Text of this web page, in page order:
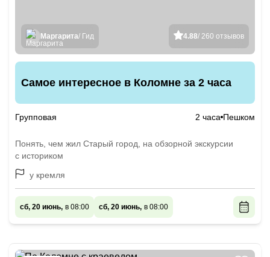
4.88/ 260 отзывов
Маргарита/ Гид
Самое интересное в Коломне за 2 часа
Групповая 2 часа Пешком
Понять, чем жил Старый город, на обзорной экскурсии
с историком
у кремля
сб, 20 июнь, в 08:00 сб, 20 июнь, в 08:00